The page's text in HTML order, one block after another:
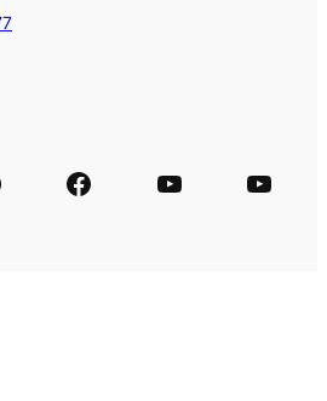
Facebook Agile Videos Tech-Videos